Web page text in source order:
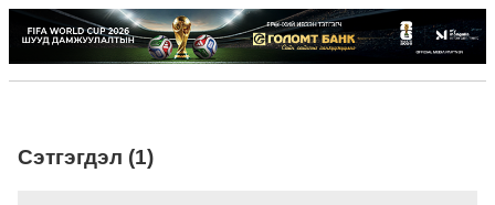
Сэтгэгдэл (1)